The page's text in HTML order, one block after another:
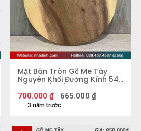
Mặt Bàn Tròn Gỗ Me Tây
Nguyên Khối Đường Kính 54
Dày 4.4 (cm)
3 năm trước
700.000₫ 665.000 ₫